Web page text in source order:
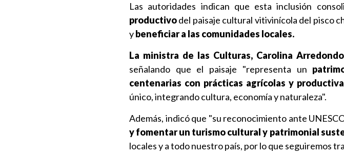
Las autoridades indican que esta inclusión
productivodel paisaje cultural vitivinícola del pisco
ybeneficiar a las comunidades locales.
La ministra de las Culturas, Carolina Arredondo
señalando que el paisaje "representa un
centenarias con prácticas agrícolas y
único, integrando cultura, economía y naturaleza".
Además, indicó que "su reconocimiento ante
y fomentar un turismo cultural y patrimonial
locales y a todo nuestro país, por lo que seguiremos